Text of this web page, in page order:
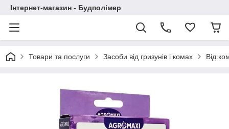
Інтернет-магазин - Будполімер
Товари та послуги Засоби від гризунів і комах Від